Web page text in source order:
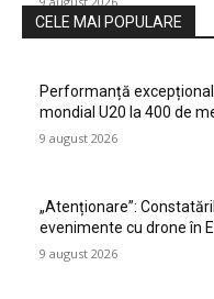
CELE MAI POPULARE
Performanță
mondial U20 la 400 de
9 august 2026
„Atenționare”:
evenimente cu drone în
9 august 2026